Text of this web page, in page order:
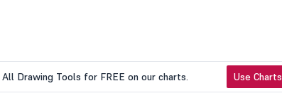
Drawing Tools for FREE on our charts. Use Charts